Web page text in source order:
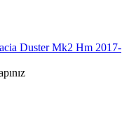
Duster Mk2 Hm 2017-